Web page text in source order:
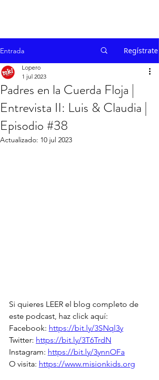
Entrada Regístrate
Padres en la Cuerda Floja |
Entrevista II: Luis & Claudia |
Episodio #38
Lopero
1 jul 2023
Actualizado: 10 jul 2023
Si quieres LEER el blog completo de
este podcast, haz click aquí:
Facebook: https://bit.ly/3SNql3y
Twitter: https://bit.ly/3T6TrdN
Instagram: https://bit.ly/3ynnOFa
O visita: https://www.misionkids.org